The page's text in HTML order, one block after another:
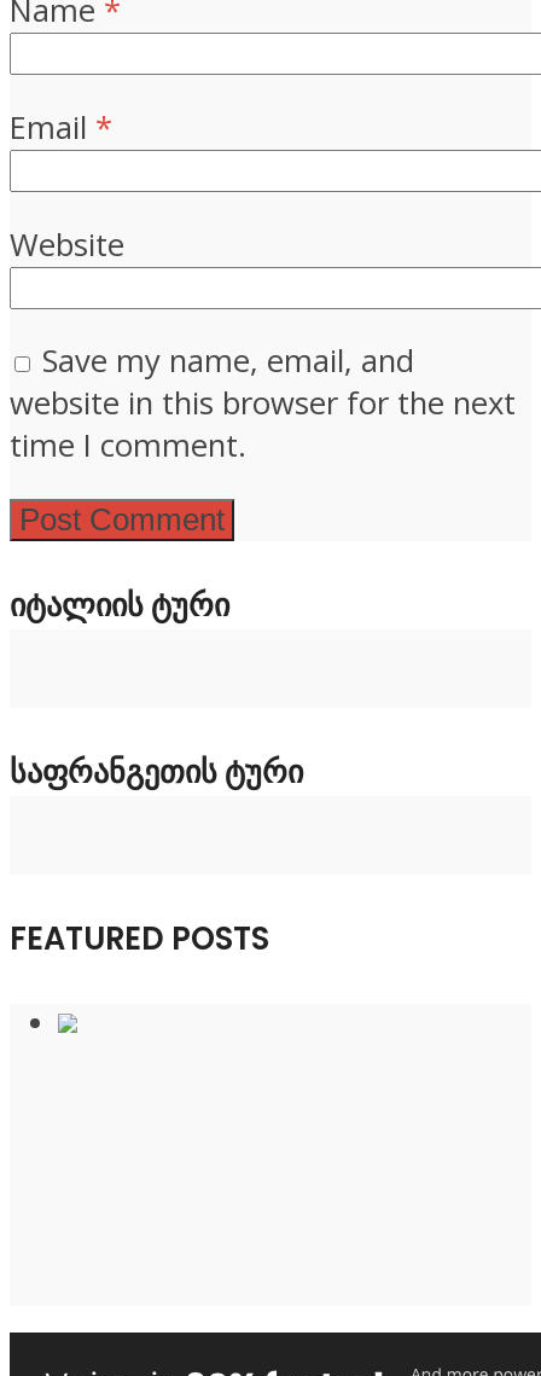
Name *
Email *
Website
Save my name, email, and
website in this browser for the next
time I comment.
ᲘᲢᲐᲚᲘᲘᲡ ᲢᲣᲠᲘ
ᲡᲐᲤᲠᲐᲜᲒᲔᲗᲘᲡ ᲢᲣᲠᲘ
FEATURED POSTS